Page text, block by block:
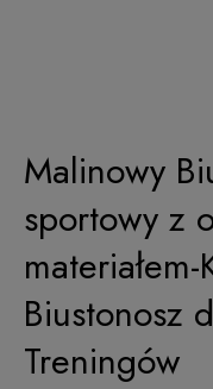
Malinowy
sportowy z
Biustonosz
Treningów